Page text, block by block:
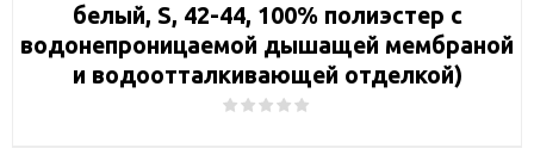
белый, S, 42-44, 100% полиэстер с
водонепроницаемой дышащей мембраной
и водоотталкивающей отделкой)